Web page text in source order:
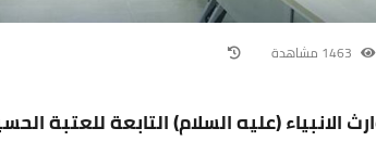
الانبياء (عليه السلام) التابعة للعتبة